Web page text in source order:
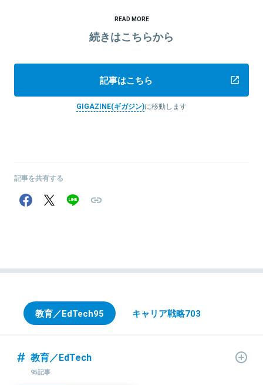
READ MORE
続きはこちらから
記事はこちら
GIGAZINE(ギガジン)に移動します
記事を共有する
教育／EdTech95 キャリア戦略703
教育／EdTech
95記事